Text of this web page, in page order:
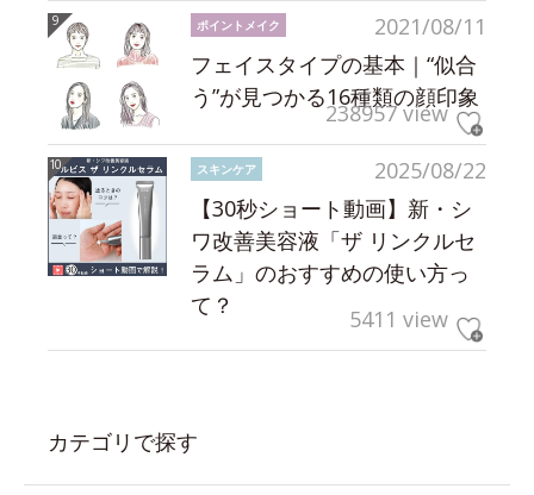
2021/08/11
ポイントメイク
フェイスタイプの基本｜“似合
う”が見つかる16種類の顔印象
238957 view
2025/08/22
スキンケア
【30秒ショート動画】新・シ
ワ改善美容液「ザ リンクルセ
ラム」のおすすめの使い方っ
て？
5411 view
カテゴリで探す